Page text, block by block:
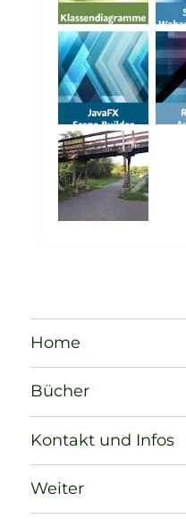
Home
Bücher
Kontakt und Infos
Weiter